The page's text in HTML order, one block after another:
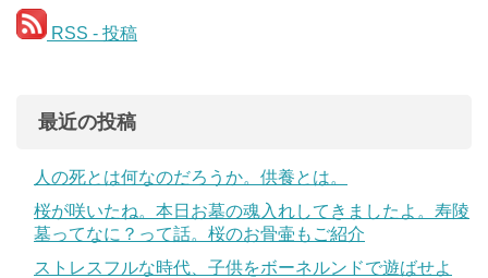
RSS - 投稿
最近の投稿
人の死とは何なのだろうか。供養とは。
桜が咲いたね。本日お墓の魂入れしてきましたよ。寿陵
墓ってなに？って話。桜のお骨壷もご紹介
ストレスフルな時代、子供をボーネルンドで遊ばせよ